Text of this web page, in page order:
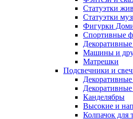
Статуэтки
Статуэтки
Фигурки
Спортивные
Машины и
Матрешки
Подсвечники и
Декоративные
Канделябры
Высокие и
Колпачок для